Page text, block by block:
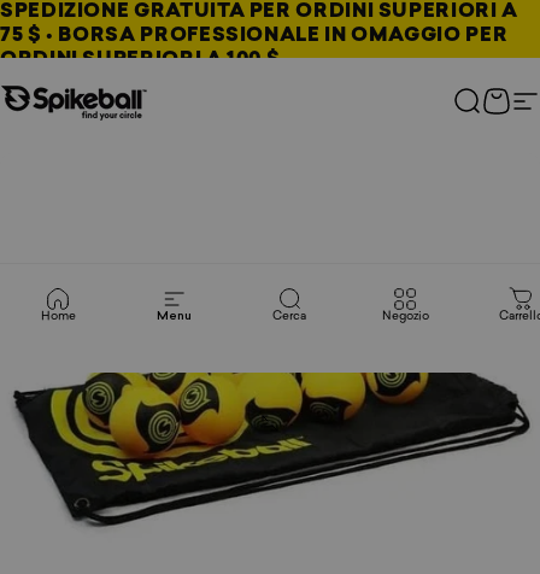
Vai al contenuto
SPEDIZIONE GRATUITA PER ORDINI SUPERIORI A
75 $ • BORSA PROFESSIONALE IN OMAGGIO PER
ORDINI SUPERIORI A 100 $
Negozio Spikeball Cerca
Home Menu Cerca Negozio